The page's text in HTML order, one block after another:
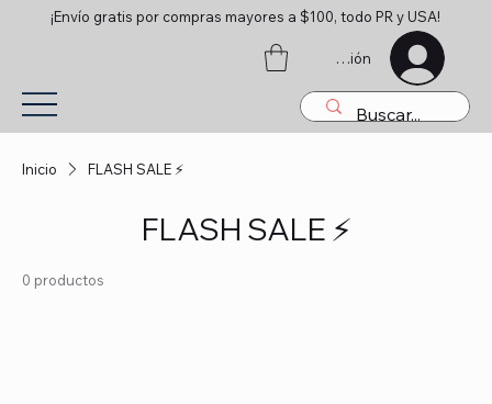
¡Envío gratis por compras mayores a $100, todo PR y USA!
Iniciar sesión
Inicio FLASH SALE ⚡
FLASH SALE ⚡
0 productos